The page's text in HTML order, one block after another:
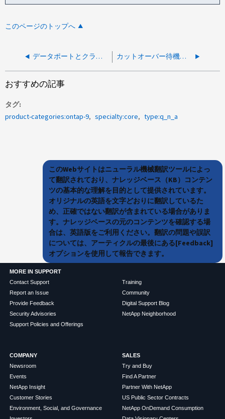
このページのトップへ
データポートとクラスタポートの両方を同じスイッチに接続できますか。 カットオーバー待機状態のボリュームのFlexCloneを作成して使用することは可能ですか？
おすすめの記事
タグ
product-categories:ontap-9
specialty:core type:q_n_a
このWebサイトはニューラル機械翻訳ツールによっ
て翻訳されており、ナレッジベース（KB）コンテン
ツの基本的な理解を目的として提供されています。
オリジナルの英語を文字どおりに翻訳しているた
め、正確ではない翻訳が含まれている場合がありま
す。ナレッジベースの元のコンテンツを確認する場
合は、英語版をご利用ください。翻訳の問題や誤訳
については、アーティクルの最後にある[Feedback]
オプションを使用して報告できます。
MORE IN SUPPORT
Contact Support
Report an Issue
Provide Feedback
Security Advisories
Support Policies and Offerings
Training
Community
Digital Support Blog
NetApp Neighborhood
COMPANY
Newsroom
Events
NetApp Insight
Customer Stories
Environment, Social, and Governance
SALES
Try and Buy
Find A Partner
Partner With NetApp
US Public Sector Contracts
NetApp OnDemand Consumption